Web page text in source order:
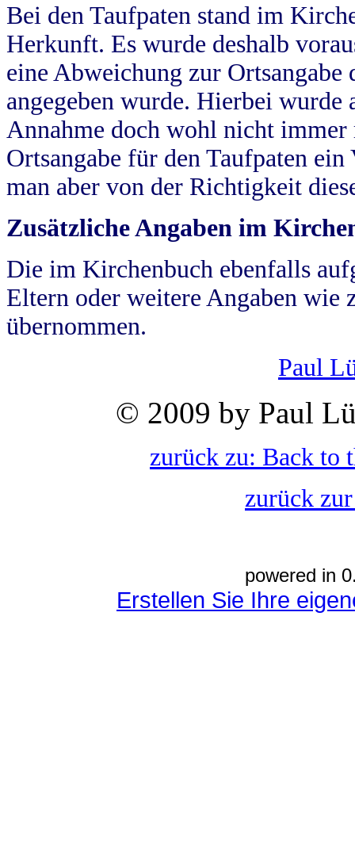
Bei den Taufpaten stand im
Herkunft. Es wurde deshalb
eine Abweichung zur
angegeben wurde. Hierbei wurde
Annahme doch wohl nicht
Ortsangabe für den Taufpaten
man aber von der Richtigkeit
Zusätzliche Angaben im
Die im Kirchenbuch ebenfalls
Eltern oder weitere Angaben wie
übernommen.
Paul
© 2009 by Paul
zurück zu: Back to
zurück
powered in
Erstellen Sie Ihre